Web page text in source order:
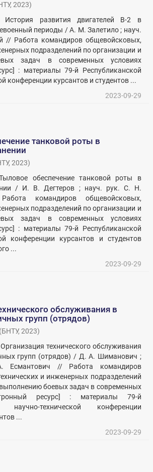
,2023)
развития двигателей В-2 в
периоды / А. М. Залетило ; науч.
// Работа командиров общевойсковых,
подразделений по организации и
задач в современных условиях
: материалы 79-й Республиканской
конференции курсантов и студентов ...
2023-09-29
танковой роты в
,2023)
обеспечение танковой роты в
/ И. В. Дегтеров ; науч. рук. С. Н.
командиров общевойсковых,
подразделений по организации и
задач в современных условиях
: материалы 79-й Республиканской
конференции курсантов и студентов
...
2023-09-29
обслуживания в
групп (отрядов)
(БНТУ,2023)
технического обслуживания
групп (отрядов) / Д. А. Шиманович ;
Есмантович // Работа командиров
и инженерных подразделений
боевых задач в современных
ресурс] : материалы 79-й
научно-технической конференции
...
2023-09-29